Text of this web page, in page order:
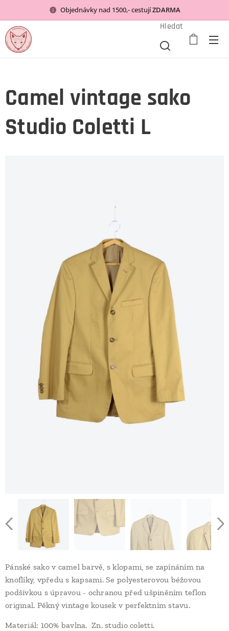
Objednávky nad 1500,- cestujíZDARMA
Hledat
Camel vintage sako
Studio Coletti L
Pánské sako v camel barvě, s klopami, se zapínáním na
knoflíky, vpředu s kapsami. Se polyesterovou béžovou
podšívkou s úpravou - ochranou před ušpiněním teflon
original. Pěkný vintage kousek v perfektním stavu.
Materiál: 100% bavlna. Zn. studio coletti.